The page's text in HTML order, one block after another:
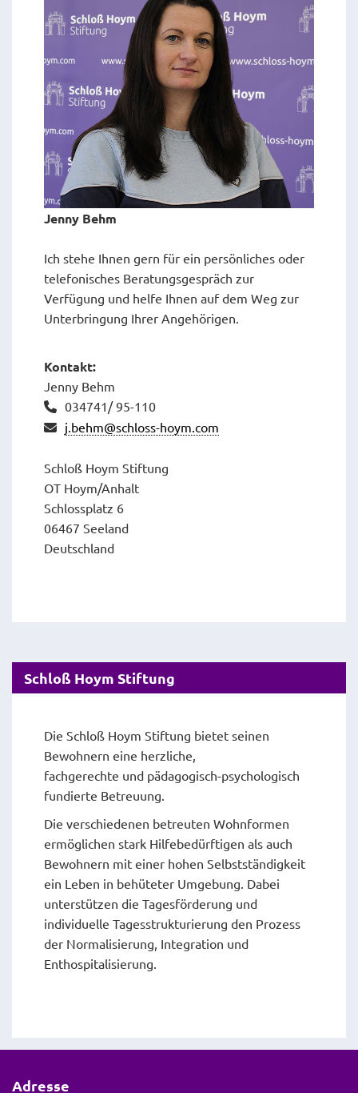
Jenny Behm
Ich stehe Ihnen gern für ein persönliches oder
telefonisches Beratungsgespräch zur
Verfügung und helfe Ihnen auf dem Weg zur
Unterbringung Ihrer Angehörigen.
Kontakt:
Jenny Behm
034741/ 95-110
j.behm@schloss-hoym.com
Schloß Hoym Stiftung
OT Hoym/Anhalt
Schlossplatz 6
06467 Seeland
Deutschland
Schloß Hoym Stiftung
Die Schloß Hoym Stiftung bietet seinen
Bewohnern eine herzliche,
fachgerechte und päda­gogisch-psychologisch
fundierte Betreuung.
Die verschiedenen betreuten Wohnformen
ermöglichen stark Hilfebedürftigen als auch
Bewohnern mit einer hohen Selbstständigkeit
ein Leben in behüteter Umgebung. Dabei
unterstützen die Tagesförderung und
individuelle Tagesstrukturierung den Prozess
der Normalisierung, Integration und
Enthospitalisierung.
Adresse